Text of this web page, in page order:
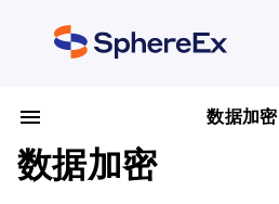
数据加密
数据加密